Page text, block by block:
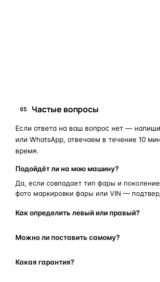
05 Частые вопросы
Если ответа на ваш вопрос нет —
или WhatsApp, отвечаем в течение 10
время.
Подойдёт ли на мою машину?
Да, если совпадает тип фары и
фото маркировки фары или VIN —
Как определить левый или правый?
Можно ли поставить самому?
Какая гарантия?